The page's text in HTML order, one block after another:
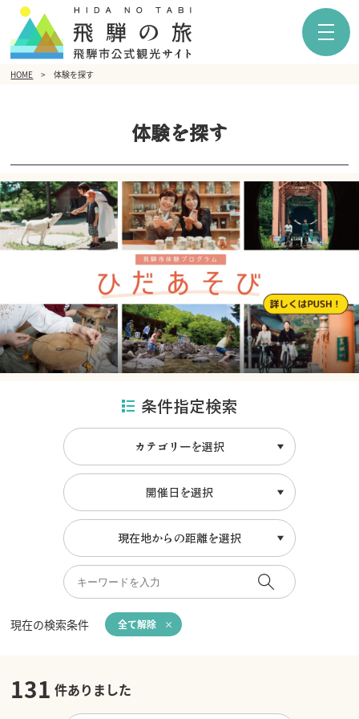
HOME 体験を探す
体験を探す
条件指定検索
カテゴリーを選択
開催日を選択
現在地からの距離を選択
現在の検索条件 全て解除
131 件ありました